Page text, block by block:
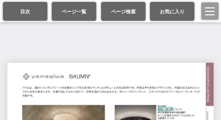
目次 ページ一覧 ページ検索 お気に入り